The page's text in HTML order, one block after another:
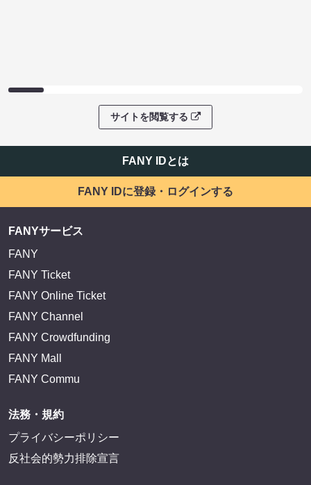
サイトを閲覧する
FANY IDとは
FANY IDに登録・ログインする
FANYサービス
FANY
FANY Ticket
FANY Online Ticket
FANY Channel
FANY Crowdfunding
FANY Mall
FANY Commu
法務・規約
プライバシーポリシー
反社会的勢力排除宣言